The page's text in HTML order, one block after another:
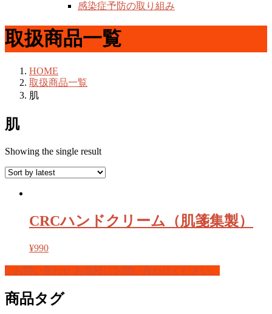
感染症予防の取り組み
取扱商品一覧
HOME
取扱商品一覧
肌
肌
Showing the single result
CRCハンドクリーム（肌箋集製）
¥990
お問い合わせ お気軽にお問い合わせください。
商品タグ